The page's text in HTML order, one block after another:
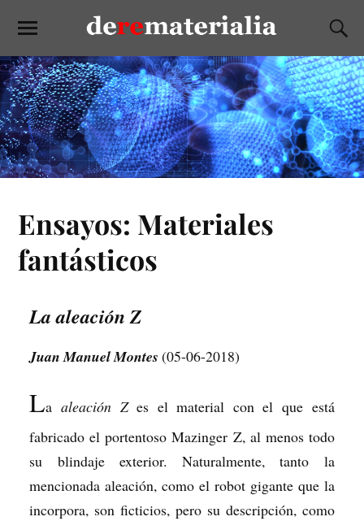
Ensayos: Materiales
fantásticos
La aleación Z
Juan Manuel Montes(05-06-2018)
La aleación Zes el material con el que está
fabricado el portentoso Mazinger Z, al menos todo
su blindaje exterior. Naturalmente, tanto la
mencionada aleación, como el robot gigante que la
incorpora, son ficticios, pero su descripción, como